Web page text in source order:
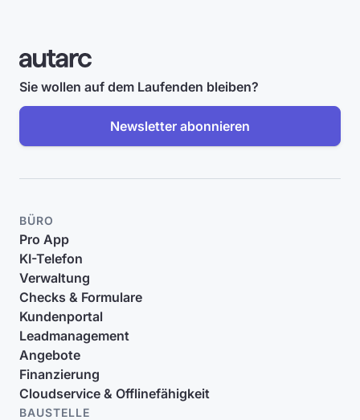
Sie wollen auf dem Laufenden bleiben?
Newsletter abonnieren
BÜRO
Pro App
KI-Telefon
Verwaltung
Checks & Formulare
Kundenportal
Leadmanagement
Angebote
Finanzierung
Cloudservice & Offlinefähigkeit
BAUSTELLE